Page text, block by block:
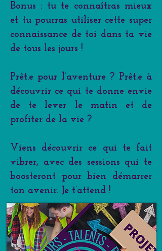
Bonus : tu te connaîtras mieux
et tu pourras utiliser cette super
connaissance de toi dans ta vie
de tous les jours !
Prêt.e pour l’aventure ? Prêt.e à
découvrir ce qui te donne envie
de te lever le matin et de
profiter de la vie ?
Viens découvrir ce qui te fait
vibrer, avec des sessions qui te
boosteront pour bien démarrer
ton avenir. Je t’attend !